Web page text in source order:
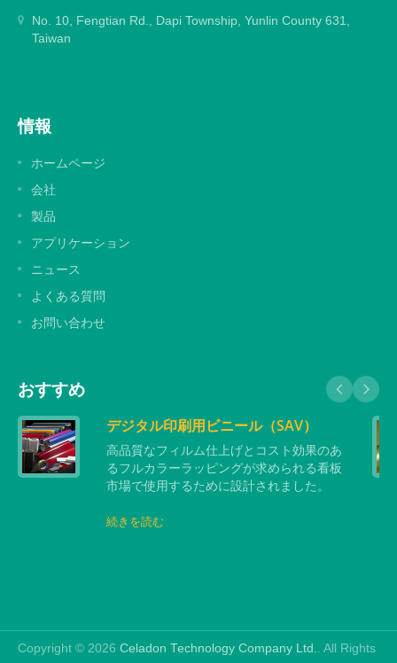
No. 10, Fengtian Rd., Dapi Township, Yunlin County 631,
Taiwan
情報
ホームページ
会社
製品
アプリケーション
ニュース
よくある質問
お問い合わせ
おすすめ
デジタル印刷用ビニール（SAV）
高品質なフィルム仕上げとコスト効果のあ
るフルカラーラッピングが求められる看板
市場で使用するために設計されました。
続きを読む
Copyright © 2026 Celadon Technology Company Ltd.
. All Rights